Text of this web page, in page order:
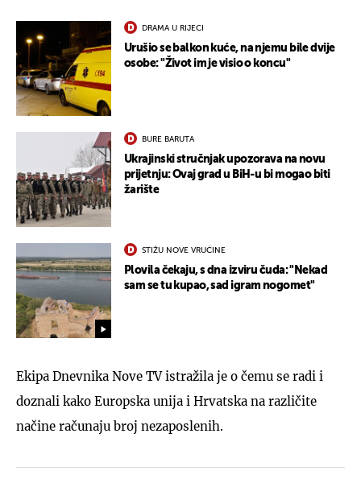
DRAMA U RIJECI
Urušio se balkon kuće, na njemu bile dvije
osobe: "Život im je visio o koncu"
BURE BARUTA
Ukrajinski stručnjak upozorava na novu
prijetnju: Ovaj grad u BiH-u bi mogao biti
žarište
STIŽU NOVE VRUĆINE
Plovila čekaju, s dna izviru čuda: "Nekad
sam se tu kupao, sad igram nogomet"
Ekipa Dnevnika Nove TV istražila je o čemu se radi i
doznali kako Europska unija i Hrvatska na različite
načine računaju broj nezaposlenih.